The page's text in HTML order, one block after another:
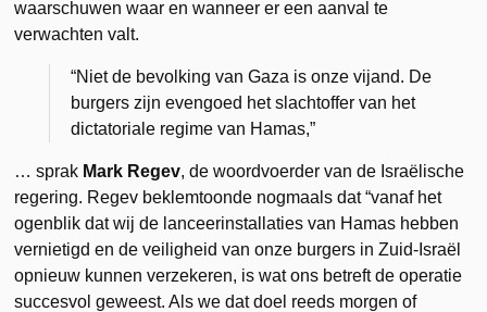
waarschuwen waar en wanneer er een aanval te
verwachten valt.
“Niet de bevolking van Gaza is onze vijand. De
burgers zijn evengoed het slachtoffer van het
dictatoriale regime van Hamas,”
… sprak Mark Regev, de woordvoerder van de Israëlische
regering. Regev beklemtoonde nogmaals dat “vanaf het
ogenblik dat wij de lanceerinstallaties van Hamas hebben
vernietigd en de veiligheid van onze burgers in Zuid-Israël
opnieuw kunnen verzekeren, is wat ons betreft de operatie
succesvol geweest. Als we dat doel reeds morgen of